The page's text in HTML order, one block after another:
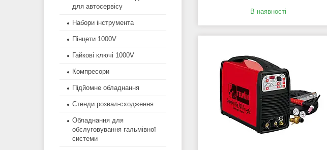
В наявності
для автосервісу
Набори інструмента
Пінцети 1000V
Гайкові ключі 1000V
Компресори
Підйомне обладнання
Стенди розвал-сходження
Обладнання для
обслуговування гальмівної
системи